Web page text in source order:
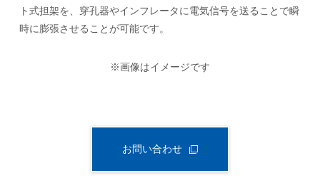
ト式担架を、穿孔器やインフレータに電気信号を送ることで瞬
時に膨張させることが可能です。
※画像はイメージです
お問い合わせ